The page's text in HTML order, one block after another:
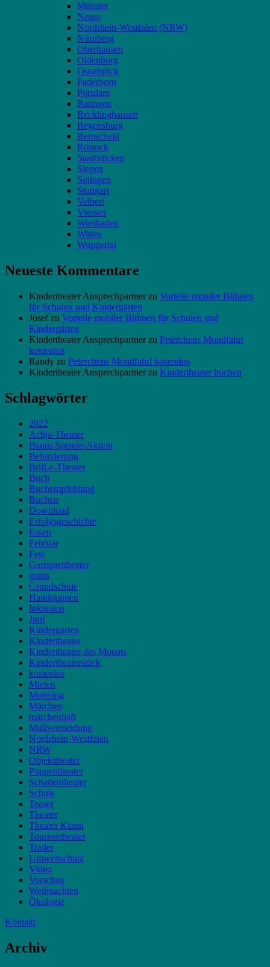
Münster
Neuss
Nordrhein-Westfalen (NRW)
Nürnberg
Oberhausen
Oldenburg
Osnabrück
Paderborn
Potsdam
Ratingen
Recklinghausen
Regensburg
Remscheid
Rostock
Saarbrücken
Siegen
Solingen
Stuttgart
Velbert
Viersen
Wiesbaden
Witten
Wuppertal
Neueste Kommentare
Kindertheater Ansprechpartner zu Vorteile mobiler Bühnen
für Schulen und Kindergärten
Josefzu Vorteile mobiler Bühnen für Schulen und
Kindergärten
Kindertheater Ansprechpartner zu Peterchens Mondfahrt
kostenlos
Randy zu Peterchens Mondfahrt kostenlos
Kindertheater Ansprechpartner zu Kindertheater buchen
Schlagwörter
2022
Achja-Theater
Baum-Spende-Aktion
Behinderung
BrilLe-Theater
Buch
Buchempfehlung
Buchen
Download
Erfolgsgeschichte
Essen
Februar
Fest
Gastspieltheater
gratis
Grundschule
Handpuppen
Inklusion
Juni
Kindergarten
Kindertheater
Kindertheater des Monats
Kindertheaterstück
kostenlos
Mieten
Mobbing
Märchen
märchenhaft
Müllvermeidung
Nordrhein-Westfalen
NRW
Objekttheater
Puppentheater
Schattentheater
Schule
Teaser
Theater
Theater Klann
Tourneetheater
Trailer
Umweltschutz
Video
Vorschau
Weihnachten
Ökologie
Kontakt
Archiv